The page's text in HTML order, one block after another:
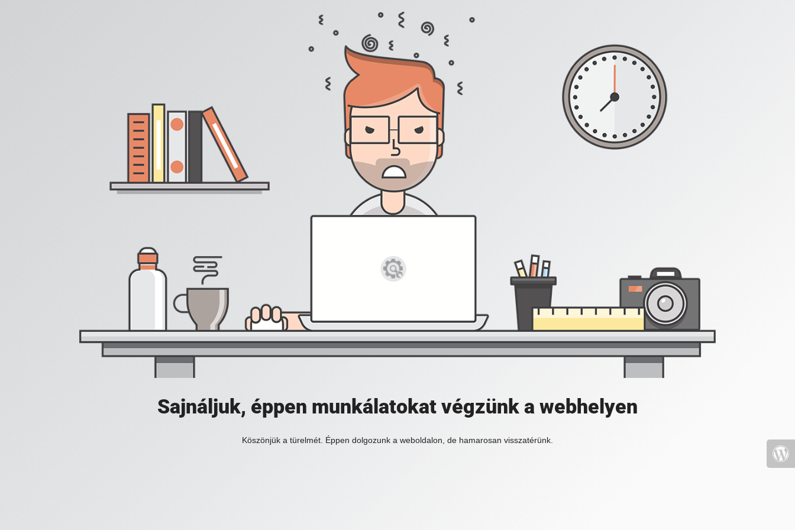
Sajnáljuk, éppen munkálatokat végzünk a webhelyen
Köszönjük a türelmét. Éppen dolgozunk a weboldalon, de hamarosan visszatérünk.